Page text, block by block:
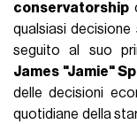
conservatorship
qualsiasi
seguito al suo
James "Jamie"
delle decisioni
quotidiane della